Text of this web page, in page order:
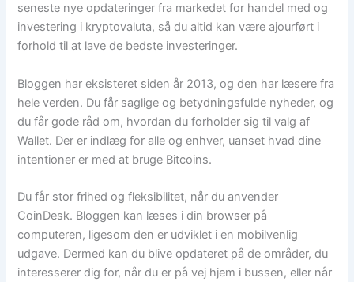
seneste nye opdateringer fra markedet for handel med og
investering i kryptovaluta, så du altid kan være ajourført i
forhold til at lave de bedste investeringer.
Bloggen har eksisteret siden år 2013, og den har læsere fra
hele verden. Du får saglige og betydningsfulde nyheder, og
du får gode råd om, hvordan du forholder sig til valg af
Wallet. Der er indlæg for alle og enhver, uanset hvad dine
intentioner er med at bruge Bitcoins.
Du får stor frihed og fleksibilitet, når du anvender
CoinDesk. Bloggen kan læses i din browser på
computeren, ligesom den er udviklet i en mobilvenlig
udgave. Dermed kan du blive opdateret på de områder, du
interesserer dig for, når du er på vej hjem i bussen, eller når